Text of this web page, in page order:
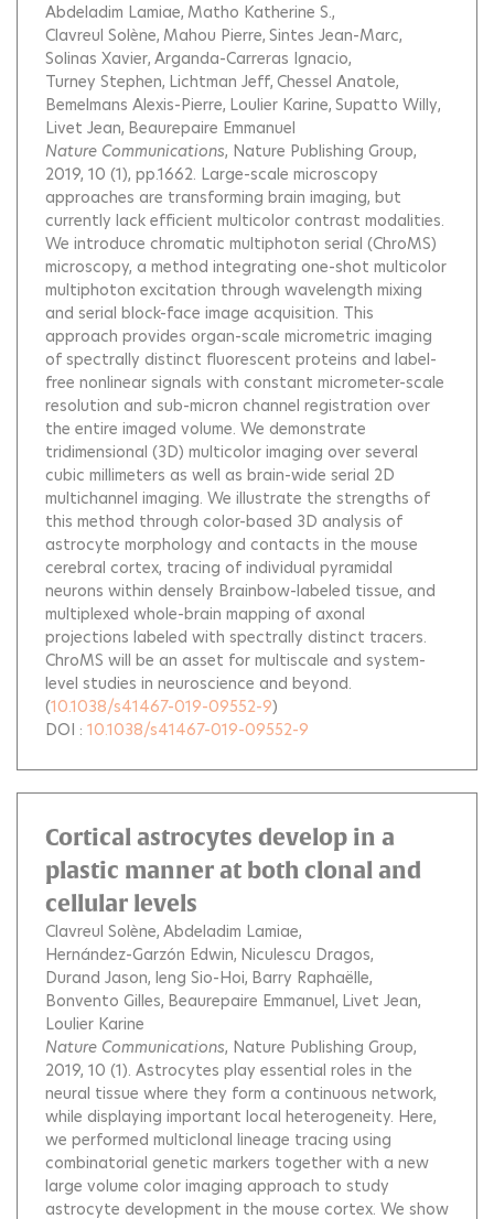
Abdeladim Lamiae Matho Katherine S.
Clavreul Solène Mahou Pierre Sintes Jean-Marc
Solinas Xavier Arganda-Carreras Ignacio
Turney Stephen Lichtman Jeff Chessel Anatole
Bemelmans Alexis-Pierre Loulier Karine Supatto Willy
Livet Jean Beaurepaire Emmanuel
Nature Communications, Nature Publishing Group,
2019, 10 (1), pp.1662. Large-scale microscopy
approaches are transforming brain imaging, but
currently lack efficient multicolor contrast modalities.
We introduce chromatic multiphoton serial (ChroMS)
microscopy, a method integrating one-shot multicolor
multiphoton excitation through wavelength mixing
and serial block-face image acquisition. This
approach provides organ-scale micrometric imaging
of spectrally distinct fluorescent proteins and label-
free nonlinear signals with constant micrometer-scale
resolution and sub-micron channel registration over
the entire imaged volume. We demonstrate
tridimensional (3D) multicolor imaging over several
cubic millimeters as well as brain-wide serial 2D
multichannel imaging. We illustrate the strengths of
this method through color-based 3D analysis of
astrocyte morphology and contacts in the mouse
cerebral cortex, tracing of individual pyramidal
neurons within densely Brainbow-labeled tissue, and
multiplexed whole-brain mapping of axonal
projections labeled with spectrally distinct tracers.
ChroMS will be an asset for multiscale and system-
level studies in neuroscience and beyond.
(10.1038/s41467-019-09552-9)
DOI : 10.1038/s41467-019-09552-9
Cortical astrocytes develop in a
plastic manner at both clonal and
cellular levels
Clavreul Solène Abdeladim Lamiae
Hernández-Garzón Edwin Niculescu Dragos
Durand Jason Ieng Sio-Hoi Barry Raphaëlle
Bonvento Gilles Beaurepaire Emmanuel Livet Jean
Loulier Karine
Nature Communications, Nature Publishing Group,
2019, 10 (1). Astrocytes play essential roles in the
neural tissue where they form a continuous network,
while displaying important local heterogeneity. Here,
we performed multiclonal lineage tracing using
combinatorial genetic markers together with a new
large volume color imaging approach to study
astrocyte development in the mouse cortex. We show